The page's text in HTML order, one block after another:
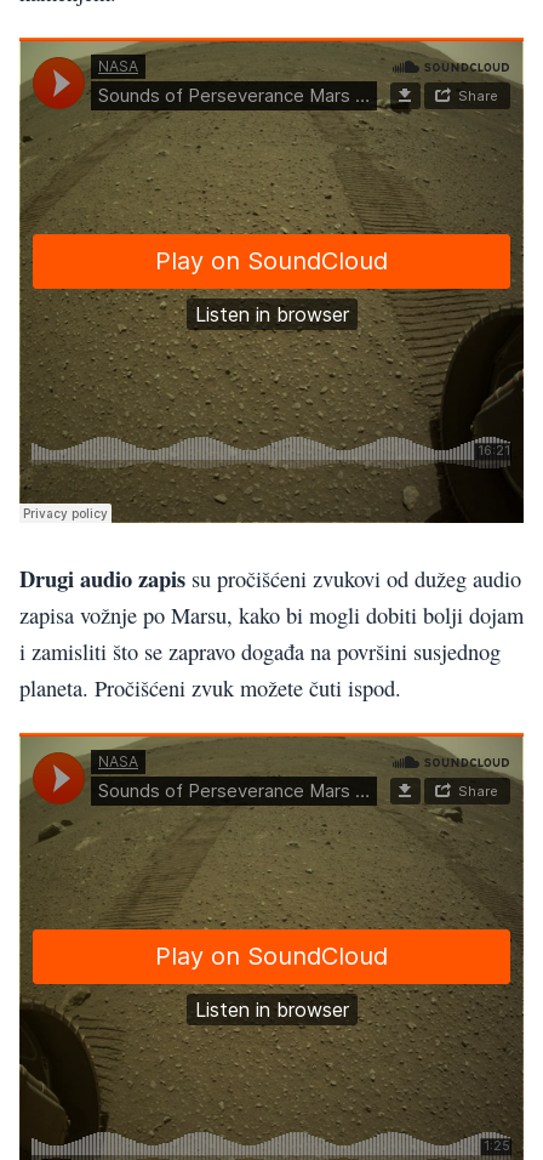
Drugi audio zapis su pročišćeni zvukovi od dužeg audio
zapisa vožnje po Marsu, kako bi mogli dobiti bolji dojam
i zamisliti što se zapravo događa na površini susjednog
planeta. Pročišćeni zvuk možete čuti ispod.